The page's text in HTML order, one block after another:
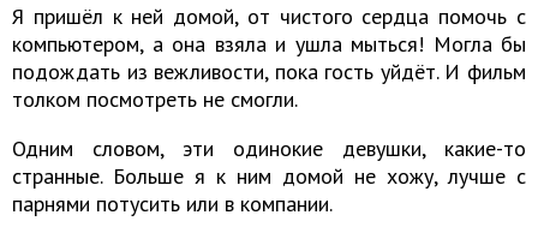
Я пришёл к ней домой, от чистого сердца помочь с
компьютером, а она взяла и ушла мыться! Могла бы
подождать из вежливости, пока гость уйдёт. И фильм
толком посмотреть не смогли.
Одним словом, эти одинокие девушки, какие-то
странные. Больше я к ним домой не хожу, лучше с
парнями потусить или в компании.